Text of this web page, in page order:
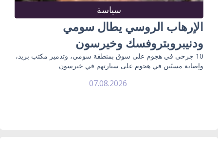
سياسة
الإرهاب الروسي يطال سومي
ودنيبروبتروفسك وخيرسون
10 جرحى في هجوم على سوق بمنطقة سومي، وتدمير مكتب بريد،
وإصابة مسنّين في هجوم على سيارتهم في خيرسون
07.08.2026